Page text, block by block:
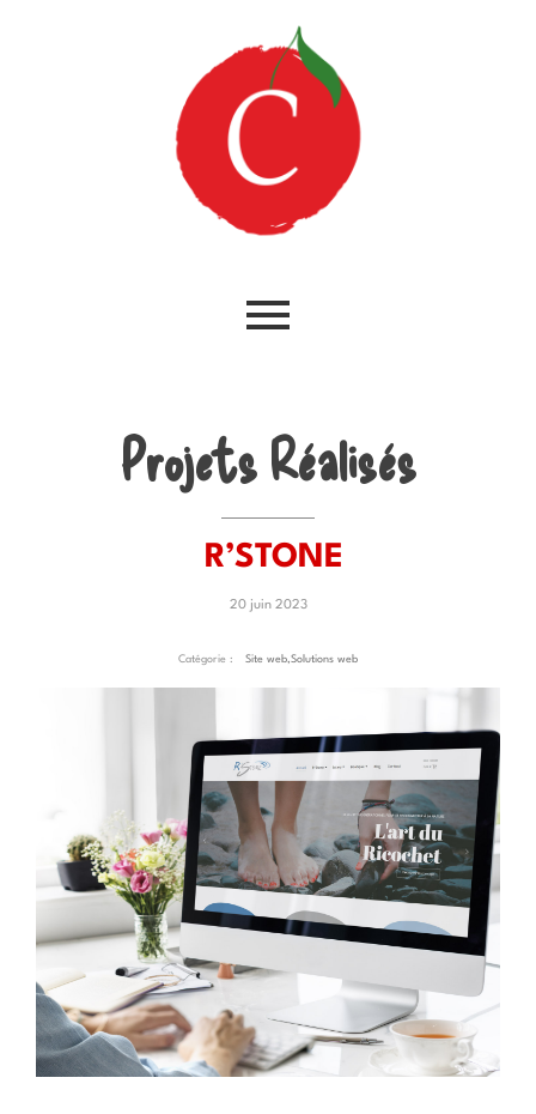
Projets Réalisés
R’STONE
20 juin 2023
Catégorie : Site web,Solutions web